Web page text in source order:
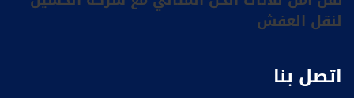
لنقل العفش
اتصل بنا